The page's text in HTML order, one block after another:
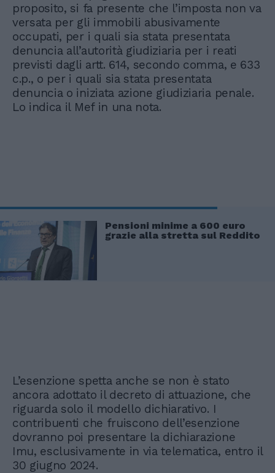
proposito, si fa presente che l’imposta non va
versata per gli immobili abusivamente
occupati, per i quali sia stata presentata
denuncia all’autorità giudiziaria per i reati
previsti dagli artt. 614, secondo comma, e 633
c.p., o per i quali sia stata presentata
denuncia o iniziata azione giudiziaria penale.
Lo indica il Mef in una nota.
Pensioni minime a 600 euro
grazie alla stretta sul Reddito
L’esenzione spetta anche se non è stato
ancora adottato il decreto di attuazione, che
riguarda solo il modello dichiarativo. I
contribuenti che fruiscono dell’esenzione
dovranno poi presentare la dichiarazione
Imu, esclusivamente in via telematica, entro il
30 giugno 2024.